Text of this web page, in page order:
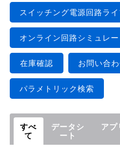
スイッチング電源回路ラ
オンライン回路シミュレ
在庫確認 お問い合
パラメトリック検索
すべ
て
データシ
ート
アプ